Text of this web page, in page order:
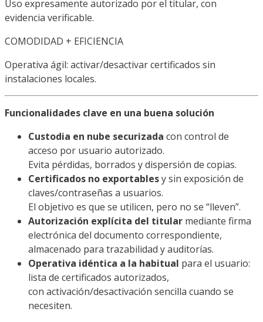
Uso expresamente autorizado por el titular, con
evidencia verificable.
COMODIDAD + EFICIENCIA
Operativa ágil: activar/desactivar certificados sin
instalaciones locales.
Funcionalidades clave en una buena solución
Custodia en nube securizada con control de
acceso por usuario autorizado.
Evita pérdidas, borrados y dispersión de copias.
Certificados no exportablesy sin exposición de
claves/contraseñas a usuarios.
El objetivo es que se utilicen, pero no se “lleven”.
Autorización explícita del titular mediante firma
electrónica del documento correspondiente,
almacenado para trazabilidad y auditorías.
Operativa idéntica a la habitual para el usuario:
lista de certificados autorizados,
con activación/desactivación sencilla cuando se
necesiten.